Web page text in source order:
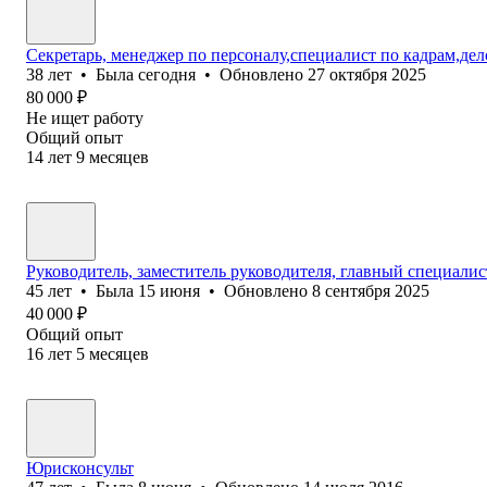
Секретарь, менеджер по персоналу,специалист по
38 лет • Была сегодня • Обновлено 27 октября 2025
80 000 ₽
Не ищет работу
Общий опыт
14 лет 9 месяцев
Руководитель, заместитель руководителя, главный
45 лет • Была 15 июня • Обновлено 8 сентября 2025
40 000 ₽
Общий опыт
16 лет 5 месяцев
Юрисконсульт